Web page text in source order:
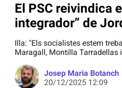
El PSC reivindica
integrador” de
Illa: "Els socialistes estem
Maragall, Montilla Tarradellas
Josep Maria Botanch
20/12/2025 12:09